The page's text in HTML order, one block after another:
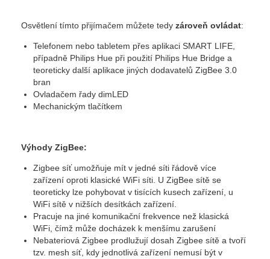
Osvětlení tímto přijímačem můžete tedy zároveň ovládat:
Telefonem nebo tabletem přes aplikaci SMART LIFE,
případně Philips Hue při použití Philips Hue Bridge a
teoreticky další aplikace jiných dodavatelů ZigBee 3.0
bran
Ovladačem řady dimLED
Mechanickým tlačítkem
Výhody ZigBee:
Zigbee síť umožňuje mít v jedné síti řádově více
zařízení oproti klasické WiFi síti. U ZigBee sítě se
teoreticky lze pohybovat v tisících kusech zařízení, u
WiFi sítě v nižších desítkách zařízení.
Pracuje na jiné komunikační frekvence než klasická
WiFi, čímž může docházek k menšímu zarušení
Nebateriová Zigbee prodlužují dosah Zigbee sítě a tvoří
tzv. mesh síť, kdy jednotlivá zařízení nemusí být v